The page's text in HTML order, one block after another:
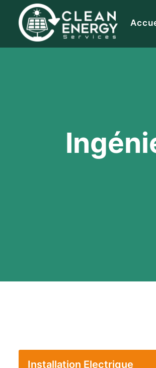
Installation Electrique